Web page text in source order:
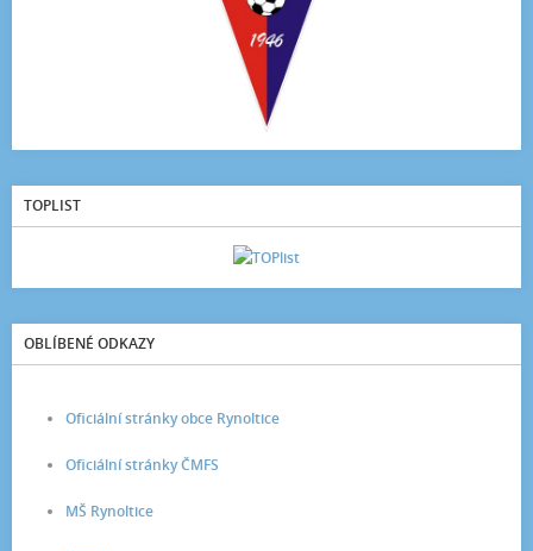
TOPLIST
OBLÍBENÉ ODKAZY
Oficiální stránky obce Rynoltice
Oficiální stránky ČMFS
MŠ Rynoltice